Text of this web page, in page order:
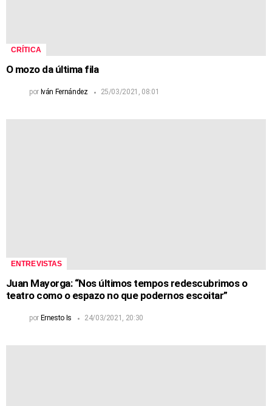
CRÍTICA
O mozo da última fila
por Iván Fernández 25/03/2021, 08:01
ENTREVISTAS
Juan Mayorga: “Nos últimos tempos redescubrimos o
teatro como o espazo no que podernos escoitar”
por Ernesto Is 24/03/2021, 20:30